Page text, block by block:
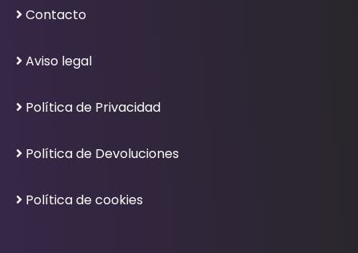
Contacto
Aviso legal
Política de Privacidad
Política de Devoluciones
Política de cookies